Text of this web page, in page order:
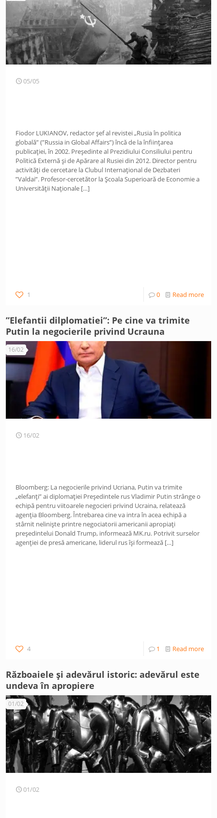
05/05
Fiodor LUKIANOV, redactor șef al revistei „Rusia în politica
globală” (”Russia in Global Affairs”) încă de la înființarea
publicației, în 2002. Președinte al Prezidiului Consiliului pentru
Politică Externă și de Apărare al Rusiei din 2012. Director pentru
activități de cercetare la Clubul Internațional de Dezbateri
”Valdai”. Profesor-cercetător la Școala Superioară de Economie a
Universității Naționale […]
1 0 Read more
”Elefantii dilplomatiei”: Pe cine va trimite
Putin la negocierile privind Ucrauna
16/02
16/02
Bloomberg: La negocierile privind Ucriana, Putin va trimite
„elefanți” ai diplomației Președintele rus Vladimir Putin strânge o
echipă pentru viitoarele negocieri privind Ucraina, relatează
agenția Bloomberg. Întrebarea cine va intra în acea echipă a
stârnit neliniște printre negociatorii americanii apropiați
președintelui Donald Trump, informează MK.ru. Potrivit surselor
agenției de presă americane, liderul rus își formează […]
4 1 Read more
Războaiele și adevărul istoric: adevărul este
undeva în apropiere
01/02
01/02